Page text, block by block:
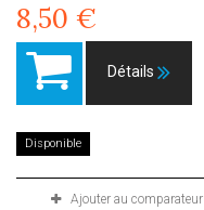
8,50 €
Détails
Disponible
Ajouter au comparateur